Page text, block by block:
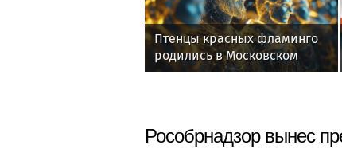
Птенцы красных фламинго
родились в Московском
зоопарке в июле
Рособрнадзор вынес